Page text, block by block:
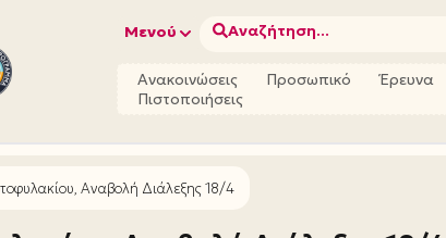
Μενού Αναζήτηση...
Ανακοινώσεις Προσωπικό
Έρευνα
Πιστοποιήσεις
Αναβολή Διάλεξης 18/4